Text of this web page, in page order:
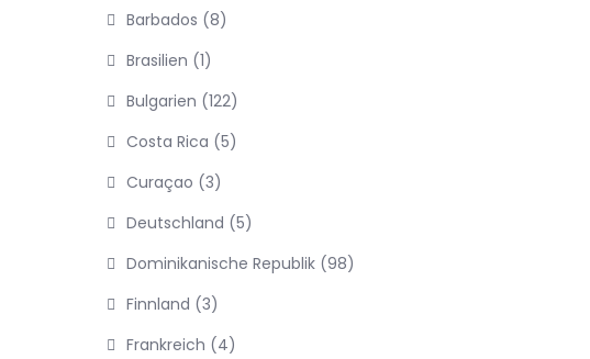
Barbados (8)
Brasilien (1)
Bulgarien (122)
Costa Rica (5)
Curaçao (3)
Deutschland (5)
Dominikanische Republik (98)
Finnland (3)
Frankreich (4)